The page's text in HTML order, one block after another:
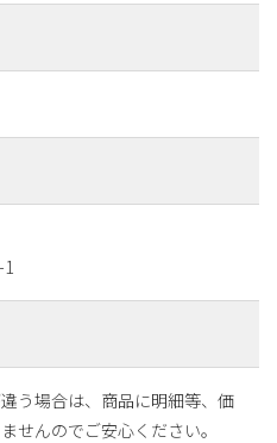
う場合は、商品に明細等、価
せんのでご安心ください。